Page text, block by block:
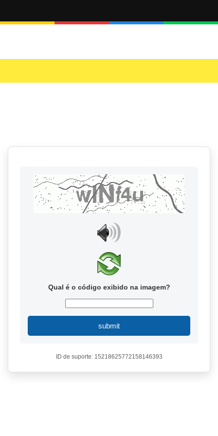
Qual é o código exibido na imagem?
submit
ID de suporte: 15218625772158146393